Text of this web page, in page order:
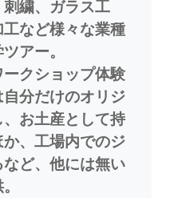
繍、ガラス工
など様々な業種
アー。
ークショップ体験
分だけのオリジ
お土産として持
、工場内でのジ
ど、他には無い